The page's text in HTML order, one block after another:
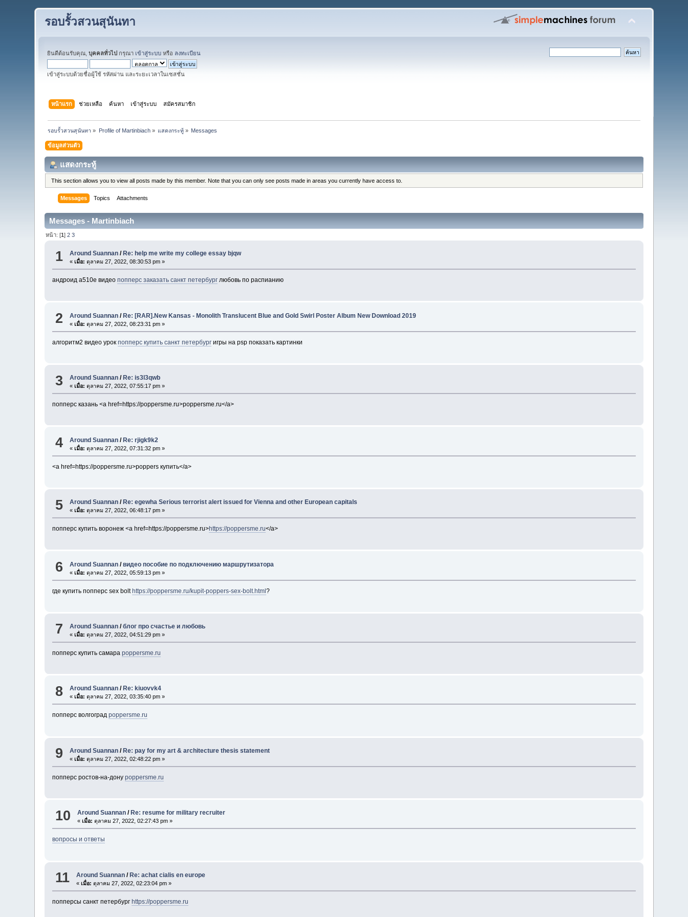
รอบรั้วสวนสุนันทา
ยินดีต้อนรับคุณ,บุคคลทั่วไป กรุณา เข้าสู่ระบบ หรือ ลงทะเบียน
เข้าสู่ระบบด้วยชื่อผู้ใช้ รหัสผ่าน และระยะเวลาในเซสชั่น
หน้าแรก ช่วยเหลือ ค้นหา เข้าสู่ระบบ สมัครสมาชิก
รอบรั้วสวนสุนันทา » Profile of Martinbiach» แสดงกระทู้ » Messages
ข้อมูลส่วนตัว
แสดงกระทู้
This section allows you to view all posts made by this member. Note that you can only see posts made in areas you currently have access to.
Messages Topics Attachments
Messages - Martinbiach
หน้า: [1]2 3
1 Around Suannan / Re: help me write my college essay bjqw
«เมื่อ: ตุลาคม 27, 2022, 08:30:53 pm »
андроид а510е видеопопперс заказать санкт петербург любовь по распианию
2 Around Suannan /Re: [RAR].New Kansas - Monolith Translucent Blue and Gold Swirl Poster Album New Download 2019
«เมื่อ: ตุลาคม 27, 2022, 08:23:31 pm »
алгоритм2 видео урокпопперс купить санкт петербург игры на psp показать картинки
3 Around Suannan / Re: is3l3qwb
«เมื่อ: ตุลาคม 27, 2022, 07:55:17 pm »
попперс казань <a href=https://poppersme.ru>poppersme.ru</a>
4 Around Suannan /Re: rjigk9k2
«เมื่อ: ตุลาคม 27, 2022, 07:31:32 pm »
<a href=https://poppersme.ru>poppers купить</a>
5 Around Suannan / Re: egewha Serious terrorist alert issued for Vienna and other European capitals
«เมื่อ: ตุลาคม 27, 2022, 06:48:17 pm »
попперс купить воронеж <a href=https://poppersme.ru>https://poppersme.ru</a>
6 Around Suannan /видео пособие по подключению маршрутизатора
«เมื่อ: ตุลาคม 27, 2022, 05:59:13 pm »
где купить попперс sex bolthttps://poppersme.ru/kupit-poppers-sex-bolt.html?
7 Around Suannan /блог про счастье и любовь
«เมื่อ: ตุลาคม 27, 2022, 04:51:29 pm »
попперс купить самараpoppersme.ru
8 Around Suannan / Re: kiuovvk4
«เมื่อ: ตุลาคม 27, 2022, 03:35:40 pm »
попперс волгоградpoppersme.ru
9 Around Suannan / Re: pay for my art & architecture thesis statement
«เมื่อ: ตุลาคม 27, 2022, 02:48:22 pm »
попперс ростов-на-донуpoppersme.ru
10 Around Suannan / Re: resume for military recruiter
«เมื่อ: ตุลาคม 27, 2022, 02:27:43 pm »
вопросы и ответы
11 Around Suannan /Re: achat cialis en europe
«เมื่อ: ตุลาคม 27, 2022, 02:23:04 pm »
попперсы санкт петербургhttps://poppersme.ru